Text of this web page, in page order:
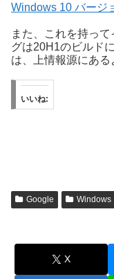
Windows 10 バージ
また、これを持っ
グは20H1のビルド
は、上情報源にある
いいね:
Google Windows
X